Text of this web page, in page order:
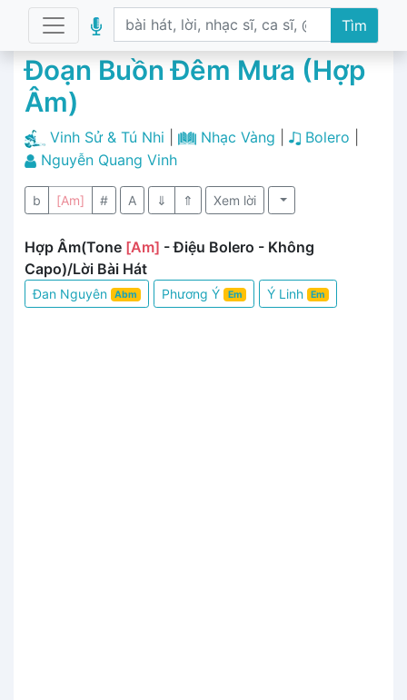
Tìm
Đoạn Buồn Đêm Mưa (Hợp
Âm)
Vinh Sử & Tú Nhi Nhạc Vàng Bolero
Nguyễn Quang Vinh
b [Am] # A ⇓ ⇑ Xem lời
Hợp Âm(Tone [Am] - Điệu Bolero - Không
Capo)/Lời Bài Hát
Đan Nguyên Abm Phương Ý Em Ý Linh Em